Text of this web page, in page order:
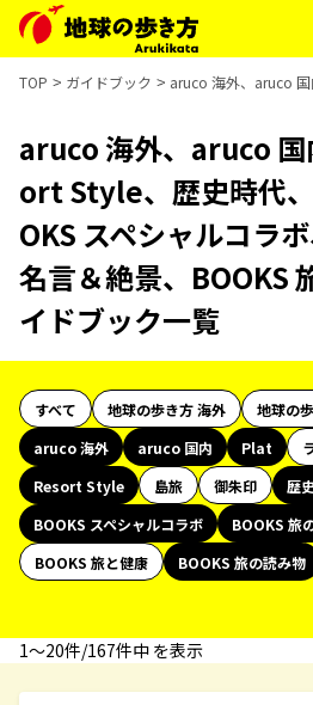
TOP ガイドブック aruco 海外、aruco 国
aruco 海外、aruco
ort Style、歴史時代
OKS スペシャルコラ
名言＆絶景、BOOKS
イドブック一覧
すべて 地球の歩き方 海外
地球の
aruco 海外
aruco 国内 Plat
Resort Style
島旅 御朱印 歴
BOOKS スペシャルコラボ
BOOKS 旅
BOOKS 旅と健康
BOOKS 旅の読み物
1〜20件/167件中 を表示